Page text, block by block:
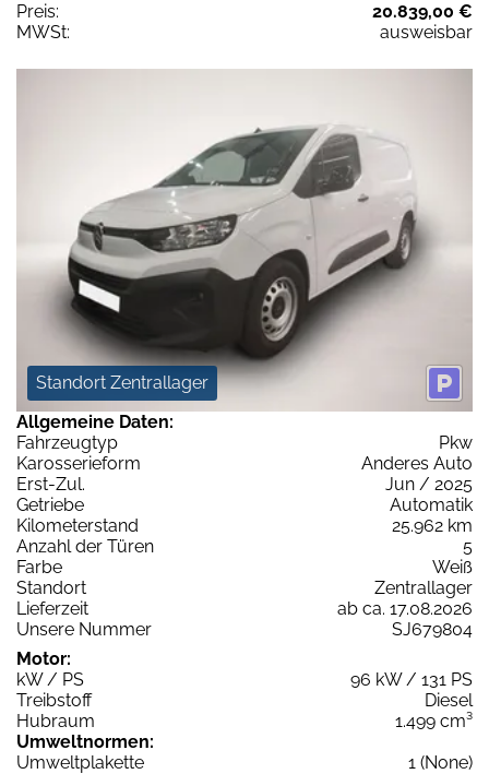
Preis:
20.839,00 €
MWSt:
ausweisbar
Standort Zentrallager
Allgemeine Daten:
Fahrzeugtyp
Pkw
Karosserieform
Anderes Auto
Erst-Zul.
Jun / 2025
Getriebe
Automatik
Kilometerstand
25.962 km
Anzahl der Türen
5
Farbe
Weiß
Standort
Zentrallager
Lieferzeit
ab ca. 17.08.2026
Unsere Nummer
SJ679804
Motor:
kW / PS
96 kW / 131 PS
Treibstoff
Diesel
Hubraum
1.499 cm³
Umweltnormen:
Umweltplakette
1 (None)